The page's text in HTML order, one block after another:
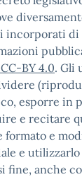
incorporati di
BY 4.0. Gli
esporre in
e recitare
formato e
e
fine, anche